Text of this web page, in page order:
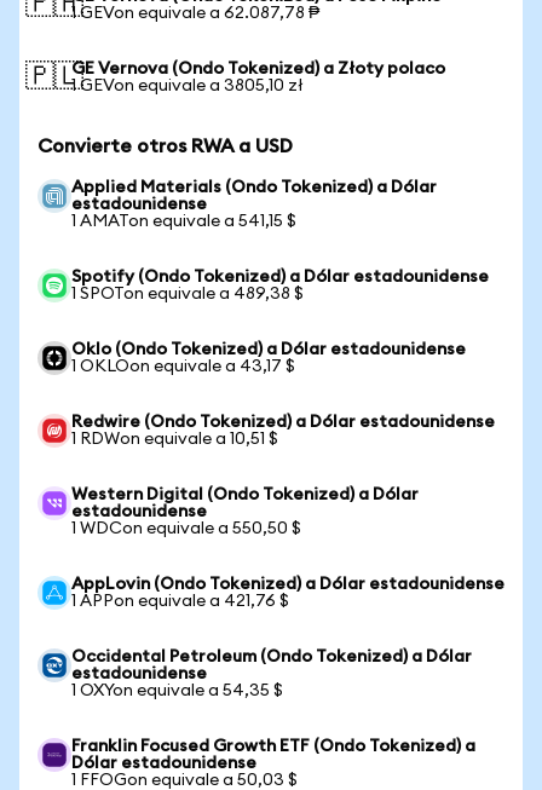
1 GEVon equivale a 62.087,78 ₱
🇵🇱GE Vernova (Ondo Tokenized) a Złoty polaco
1 GEVon equivale a 3805,10 zł
Convierte otros RWA a USD
Applied Materials (Ondo Tokenized) a Dólar
estadounidense
1 AMATon equivale a 541,15 $
Spotify (Ondo Tokenized) a Dólar estadounidense
1 SPOTon equivale a 489,38 $
Oklo (Ondo Tokenized) a Dólar estadounidense
1 OKLOon equivale a 43,17 $
Redwire (Ondo Tokenized) a Dólar estadounidense
1 RDWon equivale a 10,51 $
Western Digital (Ondo Tokenized) a Dólar
estadounidense
1 WDCon equivale a 550,50 $
AppLovin (Ondo Tokenized) a Dólar estadounidense
1 APPon equivale a 421,76 $
Occidental Petroleum (Ondo Tokenized) a Dólar
estadounidense
1 OXYon equivale a 54,35 $
Franklin Focused Growth ETF (Ondo Tokenized) a
Dólar estadounidense
1 FFOGon equivale a 50,03 $